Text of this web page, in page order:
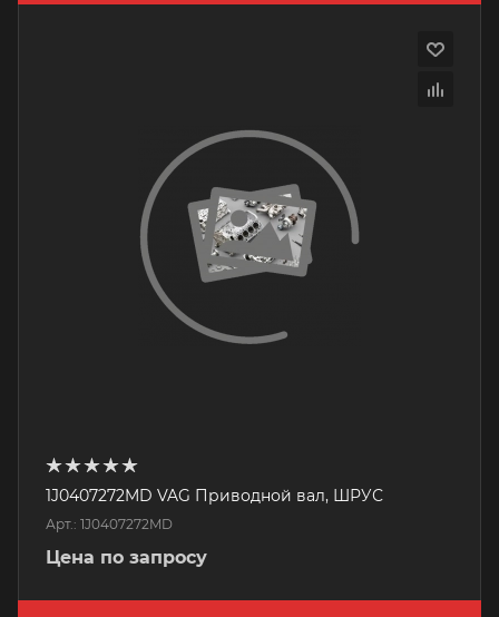
1J0407272MD VAG Приводной вал, ШРУС
Арт.: 1J0407272MD
Цена по запросу